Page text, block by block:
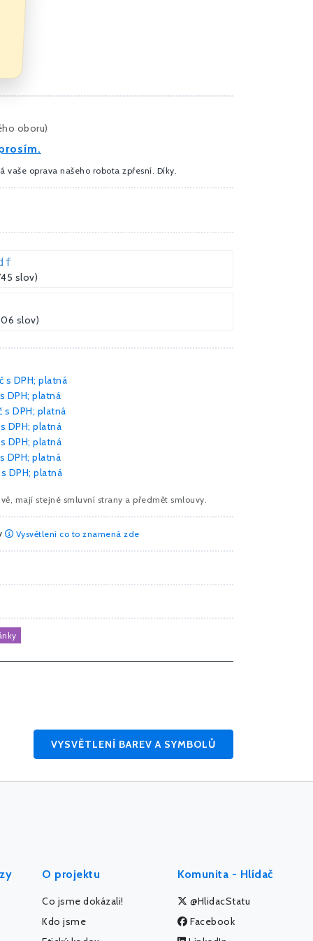
oboru)
vaše oprava našeho robota zpřesní. Díky.
slov)
slov)
s DPH; platná
DPH; platná
s DPH; platná
DPH; platná
DPH; platná
DPH; platná
DPH; platná
mají stejné smluvní strany a předmět smlouvy.
Vysvětlení co to znamená zde
VYSVĚTLENÍ BAREV A SYMBOLŮ
O projektu
Co jsme dokázali!
Kdo jsme
Komunita - Hlídač
@HlidacStatu
Facebook